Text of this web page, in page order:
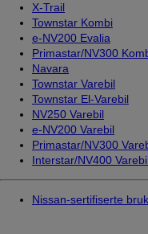
X-Trail
Townstar Kombi
e-NV200 Evalia
Primastar/NV300
Navara
Townstar Varebil
Townstar El-Varebil
NV250 Varebil
e-NV200 Varebil
Primastar/NV300
Interstar/NV400 Varebil
Nissan-sertifiserte